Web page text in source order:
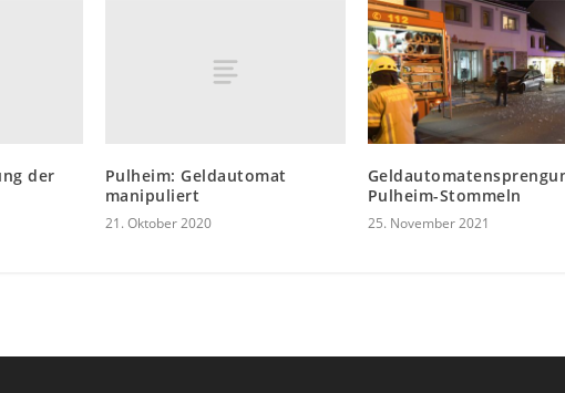
der
Pulheim: Geldautomat
manipuliert
21. Oktober 2020
Pulheim-Stommeln
25. November 2021